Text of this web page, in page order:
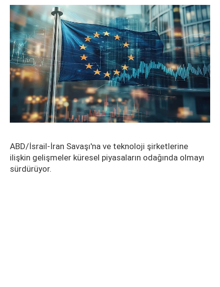
ABD/İsrail-İran Savaşı'na ve teknoloji şirketlerine
ilişkin gelişmeler küresel piyasaların odağında olmayı
sürdürüyor.